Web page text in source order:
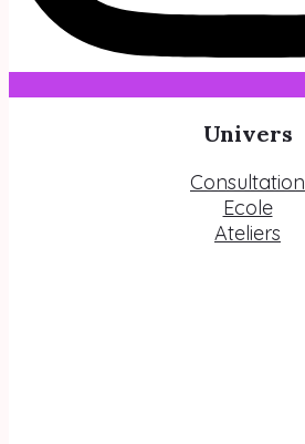
Univers
Consultation
Ecole
Ateliers